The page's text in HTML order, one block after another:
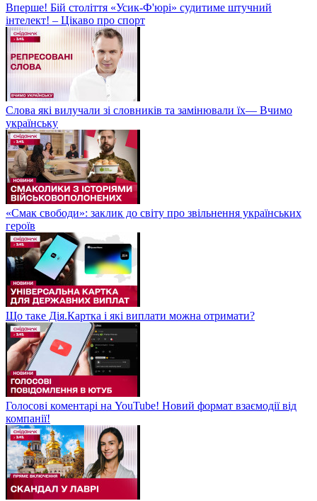
Вперше! Бій століття «Усик-Ф'юрі» судитиме штучний
інтелект! – Цікаво про спорт
Слова які вилучали зі словників та замінювали їх— Вчимо
українську
«Смак свободи»: заклик до світу про звільнення українських
героїв
Що таке Дія.Картка і які виплати можна отримати?
Голосові коментарі на YouTube! Новий формат взаємодії від
компанії!